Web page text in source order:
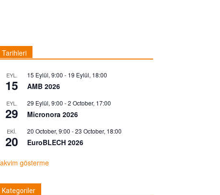
Tarihleri
EYL.
15
15 Eylül, 9:00 - 19 Eylül, 18:00
AMB 2026
EYL.
29
29 Eylül, 9:00 -2 October, 17:00
Micronora 2026
EKI.
20
20 October, 9:00 -23 October, 18:00
EuroBLECH 2026
gösterme
Kategoriler